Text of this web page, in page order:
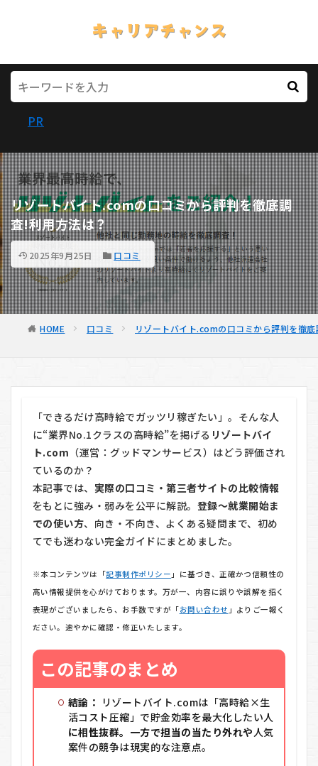
PR
リゾートバイト.comの口コミから評判を徹底調
査!利用方法は？
2025年9月25日 口コミ
HOME 口コミ リゾートバイト.comの口コミから評判を徹
「できるだけ高時給でガッツリ稼ぎたい」。そんな人
に“業界No.1クラスの高時給”を掲げる リゾートバイ
ト.com （運営：グッドマンサービス）はどう評価され
ているのか？
本記事では、 実際の口コミ・第三者サイトの比較情報
をもとに強み・弱みを公平に解説。 登録〜就業開始ま
での使い方、向き・不向き、よくある疑問まで、初め
てでも迷わない完全ガイドにまとめました。
※本コンテンツは「記事制作ポリシー 」に基づき、正確かつ信頼性の
高い情報提供を心がけております。万が一、内容に誤りや誤解を招く
表現がございましたら、お手数ですが「お問い合わせ 」よりご一報く
ださい。速やかに確認・修正いたします。
この記事のまとめ
結論： リゾートバイト.comは「高時給×生
活コスト圧縮」で貯金効率を最大化したい人
に相性抜群。一方で担当の当たり外れや人気
案件の競争は現実的な注意点。